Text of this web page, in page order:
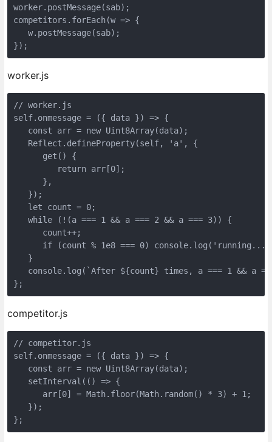
worker.postMessage(sab);
competitors.forEach(w => {
   w.postMessage(sab);
});
worker.js
// worker.js
self.onmessage = ({ data }) => {
   const arr = new Uint8Array(data);
   Reflect.defineProperty(self, 'a', {
      get() {
         return arr[0];
      },
   });
   let count = 0;
   while (!(a === 1 && a === 2 && a === 3)) {
      count++;
if (count % 1e8 === 0)
   }
console.log(`After ${count} times, a === 1 && a
};
competitor.js
// competitor.js
self.onmessage = ({ data }) => {
   const arr = new Uint8Array(data);
   setInterval(() => {
      arr[0] = Math.floor(Math.random() * 3) + 1;
   });
};